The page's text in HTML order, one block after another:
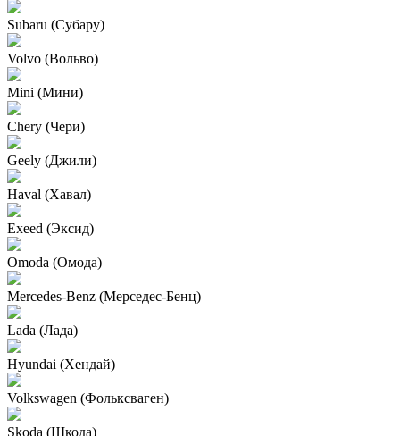
Subaru (Субару)
Volvo (Вольво)
Mini (Мини)
Chery (Чери)
Geely (Джили)
Haval (Хавал)
Exeed (Эксид)
Omoda (Омода)
Mercedes-Benz (Мерседес-Бенц)
Lada (Лада)
Hyundai (Хендай)
Volkswagen (Фольксваген)
Skoda (Шкода)